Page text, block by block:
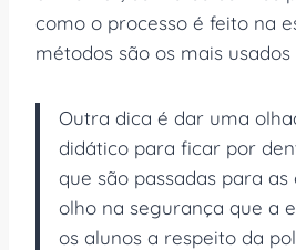
como o processo é feito na
métodos são os mais usados
Outra dica é dar uma
didático para ficar por
que são passadas para
olho na segurança que a
os alunos a respeito da